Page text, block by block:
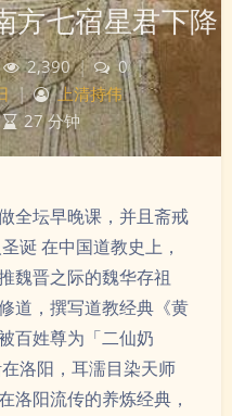
方七宿星君下降
2,390 | 0 |
|
上清持伟
27 分钟
全坛早晚课，并且斋戒
诞 在中国道教史上，
魏晋之际的魏华存祖
道，撰写道教经典《黄
百姓尊为「二仙奶
洛阳，耳濡目染天师
洛阳流传的养炼经典，